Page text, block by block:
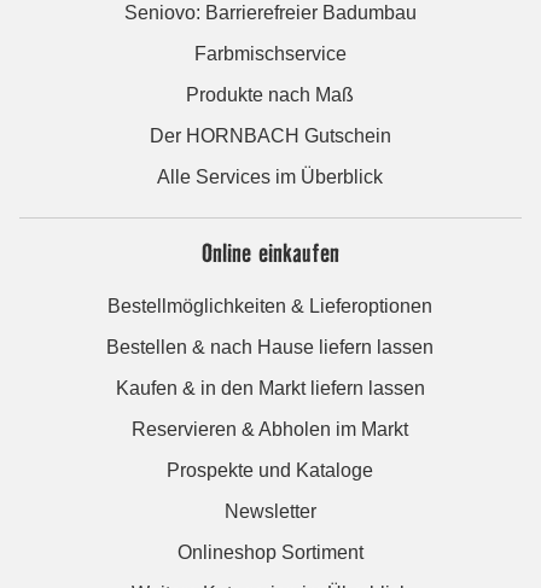
Seniovo: Barrierefreier Badumbau
Farbmischservice
Produkte nach Maß
Der HORNBACH Gutschein
Alle Services im Überblick
Online einkaufen
Bestellmöglichkeiten & Lieferoptionen
Bestellen & nach Hause liefern lassen
Kaufen & in den Markt liefern lassen
Reservieren & Abholen im Markt
Prospekte und Kataloge
Newsletter
Onlineshop Sortiment